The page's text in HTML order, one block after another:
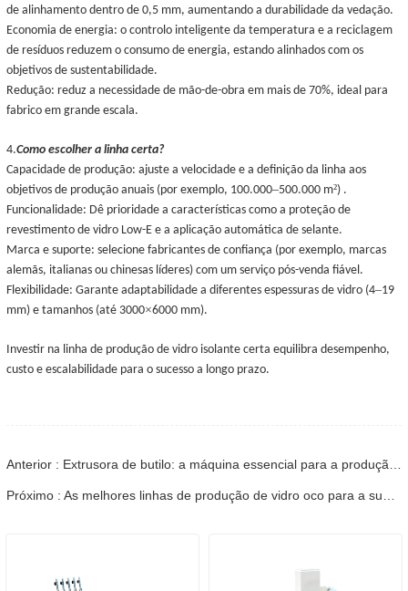
de alinhamento dentro de 0,5 mm, aumentando a durabilidade da vedação.
Economia de energia: o controlo inteligente da temperatura e a reciclagem
de resíduos reduzem o consumo de energia, estando alinhados com os
objetivos de sustentabilidade.
Redução: reduz a necessidade de mão-de-obra em mais de 70%, ideal para
fabrico em grande escala.
4.Como escolher a linha certa?
Capacidade de produção: ajuste a velocidade e a definição da linha aos
objetivos de produção anuais (por exemplo, 100.000–500.000 m²) .
Funcionalidade: Dê prioridade a características como a proteção de
revestimento de vidro Low-E e a aplicação automática de selante.
Marca e suporte: selecione fabricantes de confiança (por exemplo, marcas
alemãs, italianas ou chinesas líderes) com um serviço pós-venda fiável.
Flexibilidade: Garante adaptabilidade a diferentes espessuras de vidro (4–19
mm) e tamanhos (até 3000×6000 mm).
Investir na linha de produção de vidro isolante certa equilibra desempenho,
custo e escalabilidade para o sucesso a longo prazo.